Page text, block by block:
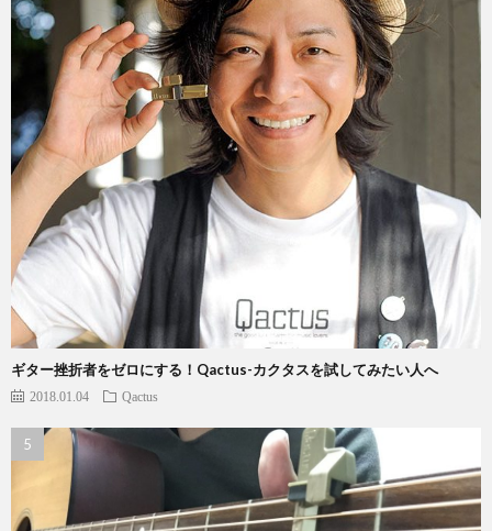
ギター挫折者をゼロにする！Qactus-カクタスを試してみたい人へ
2018.01.04 Qactus